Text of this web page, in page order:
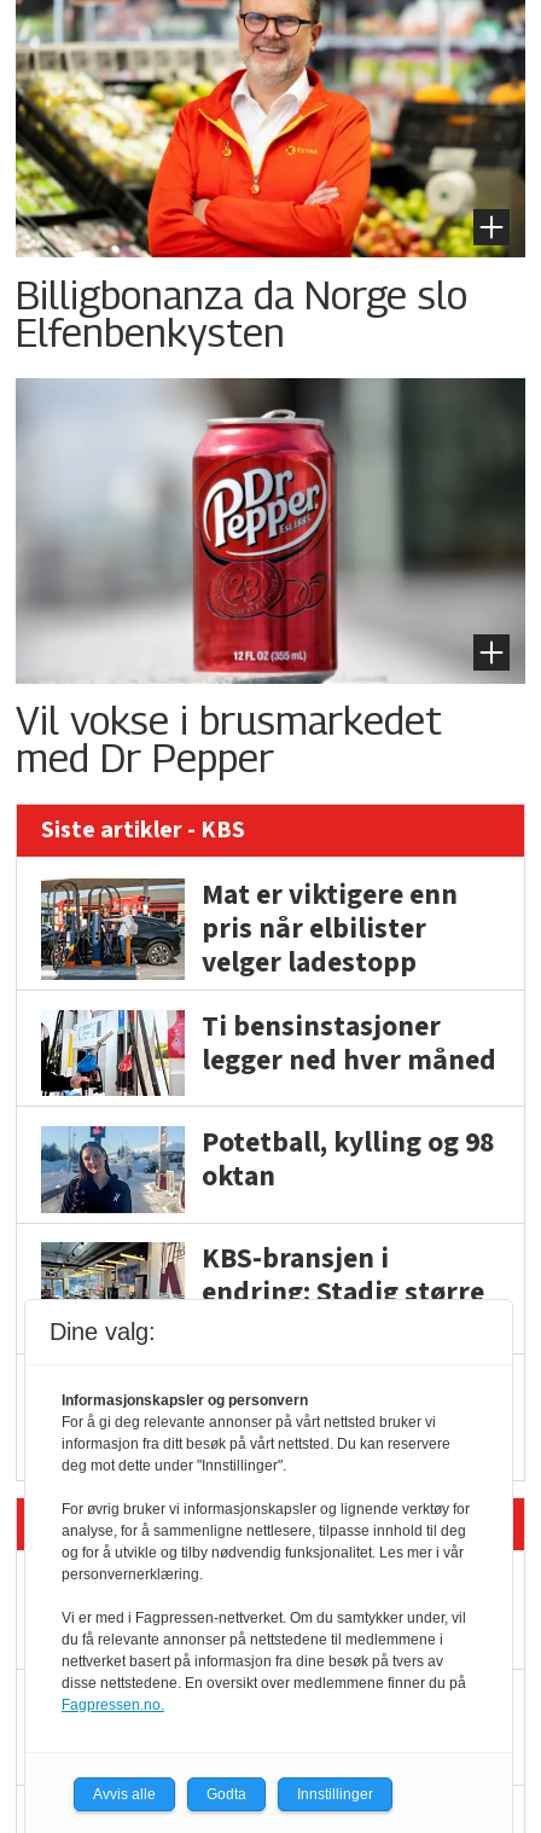
Billigbonanza da Norge slo
Elfenbenkysten
Vil vokse i brusmarkedet
med Dr Pepper
Siste artikler - KBS
Mat er viktigere enn
pris når elbilister
velger ladestopp
Ti bensinstasjoner
legger ned hver måned
Potetball, kylling og 98
oktan
KBS-bransjen i
endring: Stadig større
Vokser med ferdigmat
i dagligvare
Siste artikler - Butikk i praksis
Rema-flaggskip
dundrer videre
Færre varer, men fulle
Dine valg:
Informasjonskapsler og personvern
For å gi deg relevante annonser på vårt nettsted bruker vi
informasjon fra ditt besøk på vårt nettsted. Du kan reservere
deg mot dette under "Innstillinger".
For øvrig bruker vi informasjonskapsler og lignende verktøy for
analyse, for å sammenligne nettlesere, tilpasse innhold til deg
og for å utvikle og tilby nødvendig funksjonalitet. Les mer i vår
personvernerklæring.
Vi er med i Fagpressen-nettverket. Om du samtykker under, vil
du få relevante annonser på nettstedene til medlemmene i
nettverket basert på informasjon fra dine besøk på tvers av
disse nettstedene. En oversikt over medlemmene finner du på
Fagpressen.no.
Avvis alle Godta Innstillinger